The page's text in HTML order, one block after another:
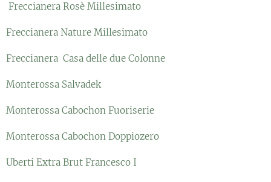
Freccianera Rosè Millesimato
Freccianera Nature Millesimato
Freccianera Casa delle due Colonne
Monterossa Salvadek
Monterossa Cabochon Fuoriserie
Monterossa Cabochon Doppiozero
Uberti Extra Brut Francesco I